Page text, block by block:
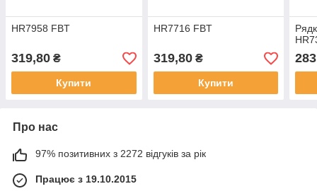
HR7958 FBT
319,80 ₴
Купити
HR7716 FBT
319,80₴
Купити
Про нас
97% позитивних з 2272 відгуків за рік
Працює з 19.10.2015